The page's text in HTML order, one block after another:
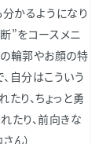
分かるようになり
”をコースメニ
輪郭やお顔の特
自分はこういう
り、ちょっと勇
たり、前向きな
ん）